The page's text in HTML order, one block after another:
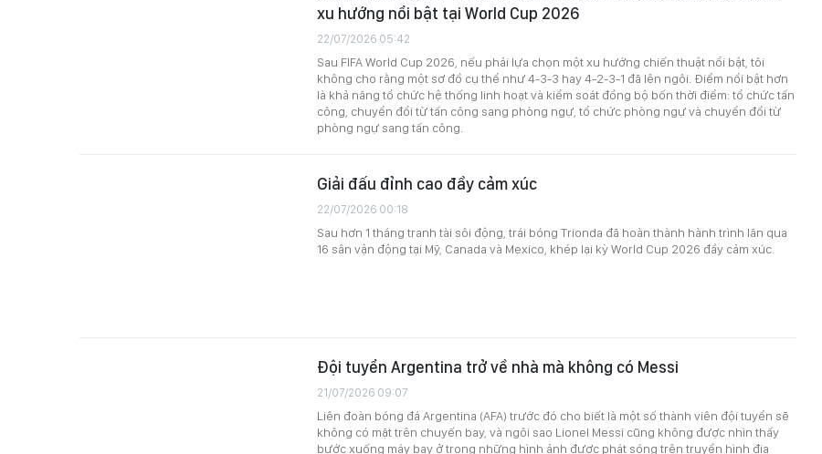
xu hướng nổi bật tại World Cup 2026
22/07/2026 05:42
Sau FIFA World Cup 2026, nếu phải lựa chọn một xu hướng chiến thuật nổi bật, tôi
không cho rằng một sơ đồ cụ thể như 4-3-3 hay 4-2-3-1 đã lên ngôi. Điểm nổi bật hơn
là khả năng tổ chức hệ thống linh hoạt và kiểm soát đồng bộ bốn thời điểm: tổ chức tấn
công, chuyển đổi từ tấn công sang phòng ngự, tổ chức phòng ngự và chuyển đổi từ
phòng ngự sang tấn công.
Giải đấu đỉnh cao đầy cảm xúc
22/07/2026 00:18
Sau hơn 1 tháng tranh tài sôi động, trái bóng Trionda đã hoàn thành hành trình lăn qua
16 sân vận động tại Mỹ, Canada và Mexico, khép lại kỳ World Cup 2026 đầy cảm xúc.
Đội tuyển Argentina trở về nhà mà không có Messi
21/07/2026 09:07
Liên đoàn bóng đá Argentina (AFA) trước đó cho biết là một số thành viên đội tuyển sẽ
không có mặt trên chuyến bay, và ngôi sao Lionel Messi cũng không được nhìn thấy
bước xuống máy bay ở trong những hình ảnh được phát sóng trên truyền hình địa